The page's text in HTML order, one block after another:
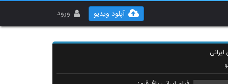
ورود آپلود ویدیو